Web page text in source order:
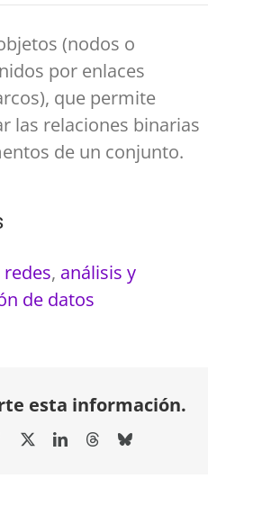
(nodos o
por enlaces
que permite
las relaciones binarias
de un conjunto.
, análisis y
de datos
esta información.
Facebook LinkedInThreadsBluesky